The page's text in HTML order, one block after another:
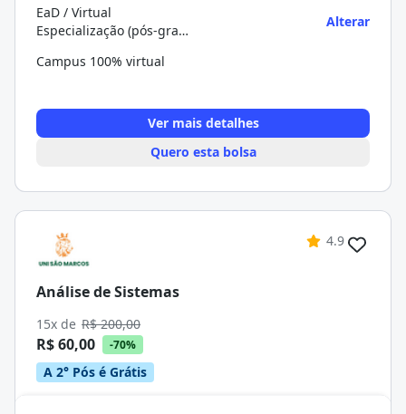
EaD / Virtual
Especialização (pós-graduação)
Alterar
Campus 100% virtual
Ver mais detalhes
Quero esta bolsa
4.9
Análise de Sistemas
15x de R$ 200,00
R$ 60,00 -70%
A 2° Pós é Grátis